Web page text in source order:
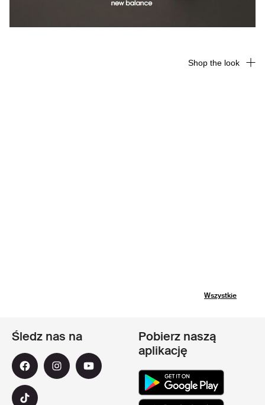
Shop the look
Wszystkie
Śledz nas na
Pobierz naszą
aplikację